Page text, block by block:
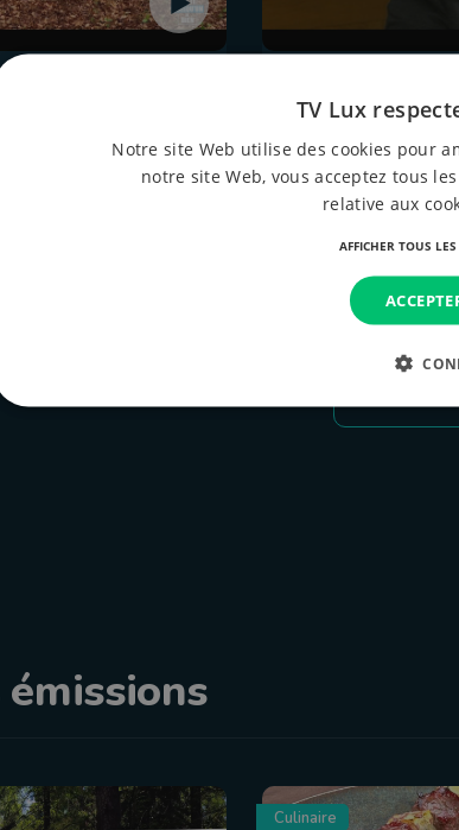
Olivier Schmitz
Culinaire
TV Lux
Notre site Web utilise des cookies pour
notre site Web, vous acceptez tous
relative aux
AFFICHER TOUS